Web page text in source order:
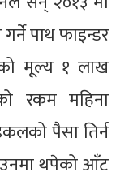
पाथ फाइन्डर
मूल्य १ लाख
रकम महिना
पैसा तिर्न
थपेको आँट